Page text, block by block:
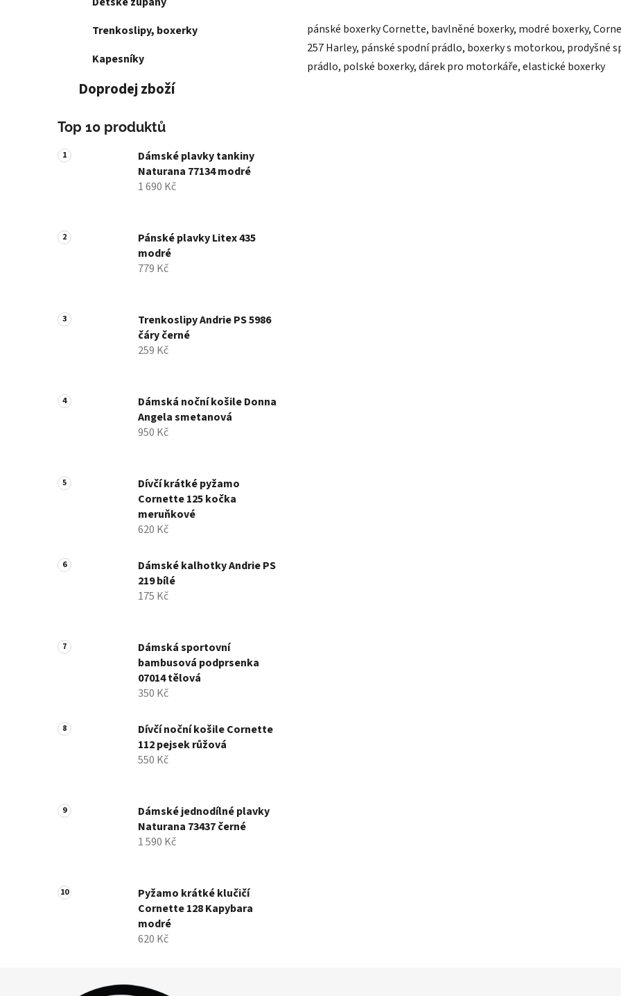
Trenkoslipy, boxerky
Kapesníky
Doprodej zboží
Top 10 produktů
Dámské plavky tankiny
Naturana 77134 modré
1 690 Kč
Pánské plavky Litex 435
modré
779 Kč
Trenkoslipy Andrie PS 5986
čáry černé
259 Kč
Dámská noční košile Donna
Angela smetanová
950 Kč
Dívčí krátké pyžamo
Cornette 125 kočka
meruňkové
620 Kč
Dámské kalhotky Andrie PS
219 bílé
175 Kč
Dámská sportovní
bambusová podprsenka
07014 tělová
350 Kč
Dívčí noční košile Cornette
112 pejsek růžová
550 Kč
Dámské jednodílné plavky
Naturana 73437 černé
1 590 Kč
Pyžamo krátké klučičí
Cornette 128 Kapybara
modré
620 Kč
pánské boxerky Cornette, bavlněné boxerky, modré boxerky,
257 Harley, pánské spodní prádlo, boxerky s motorkou, prodyšné
prádlo, polské boxerky, dárek pro motorkáře, elastické boxerky